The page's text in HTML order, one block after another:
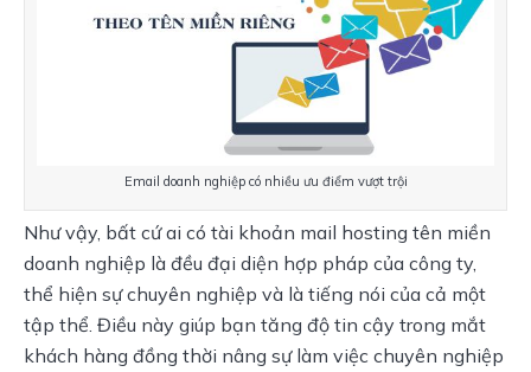
Email doanh nghiệp có nhiều ưu điểm vượt trội
Như vậy, bất cứ ai có tài khoản mail hosting tên miền
doanh nghiệp là đều đại diện hợp pháp của công ty,
thể hiện sự chuyên nghiệp và là tiếng nói của cả một
tập thể. Điều này giúp bạn tăng độ tin cậy trong mắt
khách hàng đồng thời nâng sự làm việc chuyên nghiệp